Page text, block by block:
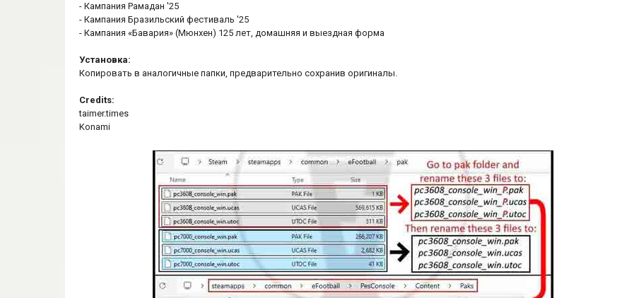
- Кампания Рамадан '25
- Кампания Бразильский фестиваль '25
- Кампания «Бавария» (Мюнхен) 125 лет, домашняя и выездная форма
Установка:
Копировать в аналогичные папки, предварительно сохранив оригиналы.
Credits:
taimer.times
Konami